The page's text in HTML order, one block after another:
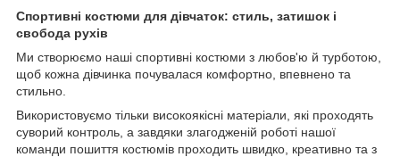
Спортивні костюми для дівчаток: стиль, затишок і
свобода рухів
Ми створюємо наші спортивні костюми з любов'ю й турботою,
щоб кожна дівчинка почувалася комфортно, впевнено та
стильно.
Використовуємо тільки високоякісні матеріали, які проходять
суворий контроль, а завдяки злагодженій роботі нашої
команди пошиття костюмів проходить швидко, креативно та з